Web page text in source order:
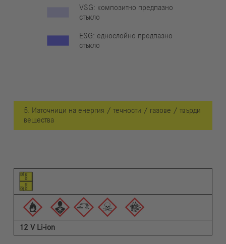
VSG: композитно предпазно
стъкло
ESG: еднослойно предпазно
стъкло
5. Източници на енергия / течности / газове / твърди
вещества
Пиктограма на елемента
Пиктограми на предупрежденията
Описание
12 V Li-ion